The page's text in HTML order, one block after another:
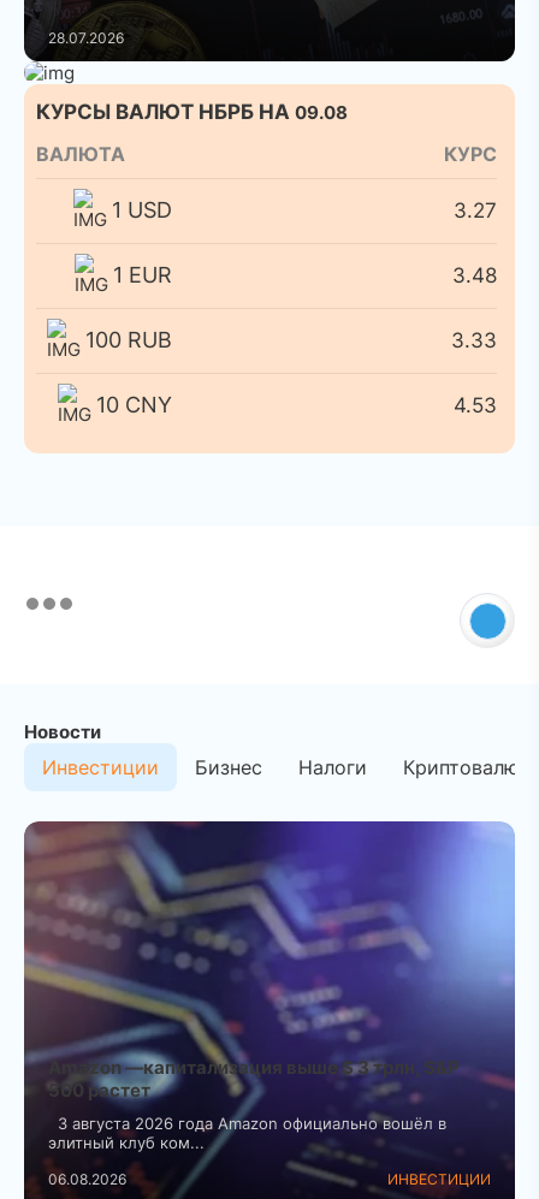
28.07.2026
КУРСЫ ВАЛЮТ НБРБ НА 09.08
ВАЛЮТА КУРС
1 USD 3.27
1 EUR 3.48
100 RUB 3.33
10 CNY 4.53
Новости
Инвестиции Бизнес Налоги Криптовалюта
Amazon —капитализация выше $ 3 трлн, S&P
500 растет
3 августа 2026 года Amazon официально вошёл в
элитный клуб ком...
06.08.2026 ИНВЕСТИЦИИ